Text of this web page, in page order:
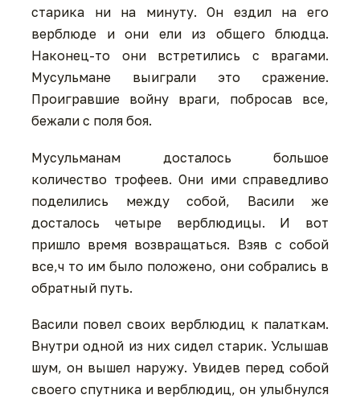
старика ни на минуту. Он ездил на его
верблюде и они ели из общего блюдца.
Наконец-то они встретились с врагами.
Мусульмане выиграли это сражение.
Проигравшие войну враги, побросав все,
бежали с поля боя.
Мусульманам досталось большое
количество трофеев. Они ими справедливо
поделились между собой, Васили же
досталось четыре верблюдицы. И вот
пришло время возвращаться. Взяв с собой
все,ч то им было положено, они собрались в
обратный путь.
Васили повел своих верблюдиц к палаткам.
Внутри одной из них сидел старик. Услышав
шум, он вышел наружу. Увидев перед собой
своего спутника и верблюдиц, он улыбнулся